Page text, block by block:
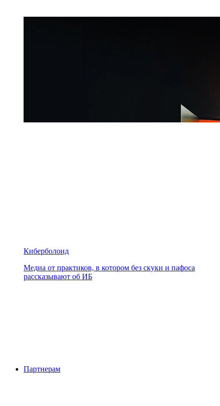
Киберболоид
Медиа от практиков, в котором без скуки и пафоса
рассказывают об ИБ
Партнерам